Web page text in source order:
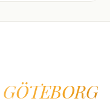
GÖTEBORG